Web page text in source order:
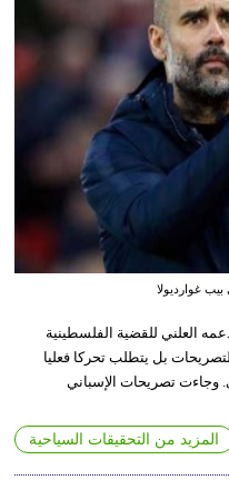
غوارديولا
العلني للقضية الفلسطينية
بل يتطلب تحركا فعليا
وجاءت تصريحات الإسباني
المزيد من التحقيقات السياحية